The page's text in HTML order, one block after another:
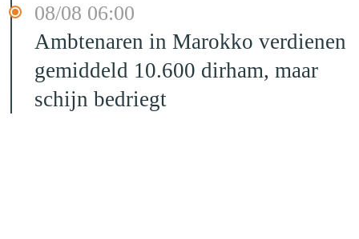
08/08 06:00
Ambtenaren in Marokko verdienen
gemiddeld 10.600 dirham, maar
schijn bedriegt